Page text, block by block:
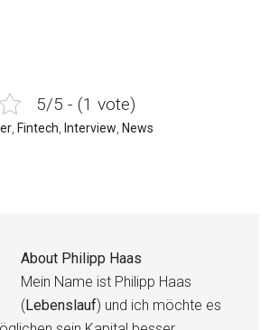
5/5 - (1 vote)
Fintech Interview News
About Philipp Haas
Mein Name ist Philipp Haas
(Lebenslauf) und ich möchte es